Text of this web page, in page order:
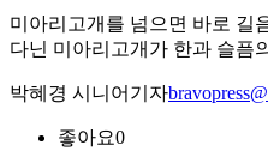
미아리고개를 넘으면 바로 길
다닌 미아리고개가 한과 슬픔
박혜경 시니어기자
좋아요0